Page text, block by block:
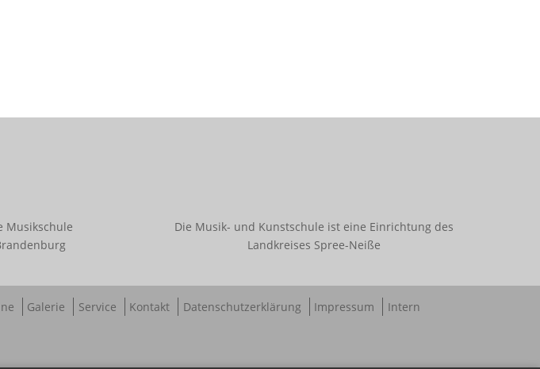
Musikschule
Die Musik- und Kunstschule ist eine Einrichtung des
Landkreises Spree-Neiße
Galerie Service Kontakt Datenschutzerklärung Impressum Intern